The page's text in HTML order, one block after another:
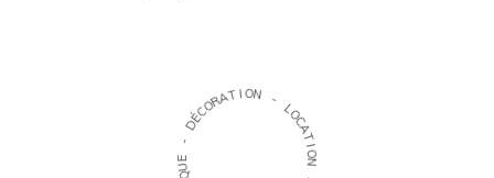
D
ÉCORAT ION -
L
O
C
A
T
I
O
N
Q
U
E
-